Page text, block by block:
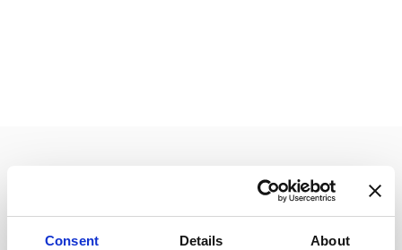
Consent Details About
Andre tjenester